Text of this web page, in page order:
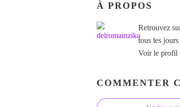
À PROPOS
Retrouvez
tous les jours
Voir le profil
COMMENTER